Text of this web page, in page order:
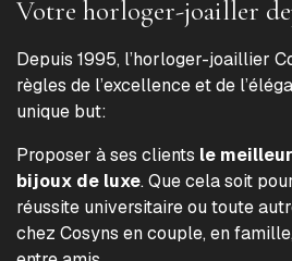
Votre horloger-joailler
Depuis 1995, l’horloger-joaillier
règles de l’excellence et de
unique but:
Proposer à ses clients le
bijoux de luxe. Que cela soit
réussite universitaire ou toute
chez Cosyns en couple, en